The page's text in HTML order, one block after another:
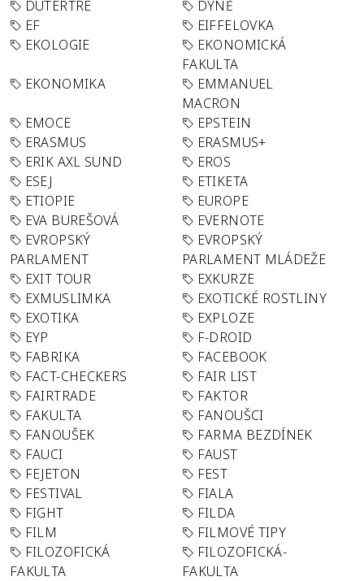
DUTERTRE
DÝNĚ
EF
EIFFELOVKA
EKOLOGIE
EKONOMICKÁ
FAKULTA
EKONOMIKA
EMMANUEL
MACRON
EMOCE
EPSTEIN
ERASMUS
ERASMUS+
ERIK AXL SUND
EROS
ESEJ
ETIKETA
ETIOPIE
EUROPE
EVA BUREŠOVÁ
EVERNOTE
EVROPSKÝ
PARLAMENT
EVROPSKÝ
PARLAMENT MLÁDEŽE
EXIT TOUR
EXKURZE
EXMUSLIMKA
EXOTICKÉ ROSTLINY
EXOTIKA
EXPLOZE
EYP
F-DROID
FABRIKA
FACEBOOK
FACT-CHECKERS
FAIR LIST
FAIRTRADE
FAKTOR
FAKULTA
FANOUŠCI
FANOUŠEK
FARMA BEZDÍNEK
FAUCI
FAUST
FEJETON
FEST
FESTIVAL
FIALA
FIGHT
FILDA
FILM
FILMOVÉ TIPY
FILOZOFICKÁ
FAKULTA
FILOZOFICKÁ-
FAKULTA